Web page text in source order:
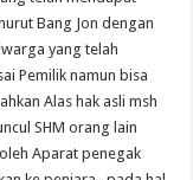
Bang Jon dengan
yang telah
Pemilik namun bisa
Alas hak asli msh
SHM orang lain
Aparat penegak